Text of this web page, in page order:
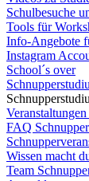
Schulbesuche
Tools für
Info-Angebote
Instagram
School´s over
FAQ
Wissen macht
Team